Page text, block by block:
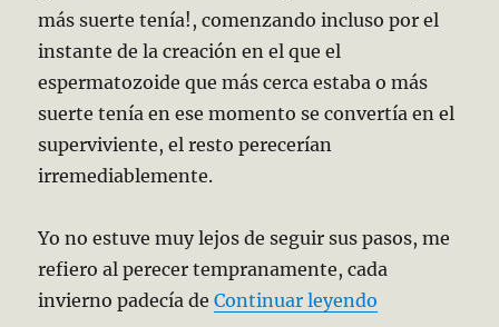
más suerte tenía!, comenzando incluso por el
instante de la creación en el que el
espermatozoide que más cerca estaba o más
suerte tenía en ese momento se convertía en el
superviviente, el resto perecerían
irremediablemente.
Yo no estuve muy lejos de seguir sus pasos, me
refiero al perecer tempranamente, cada
invierno padecía deContinuar leyendo